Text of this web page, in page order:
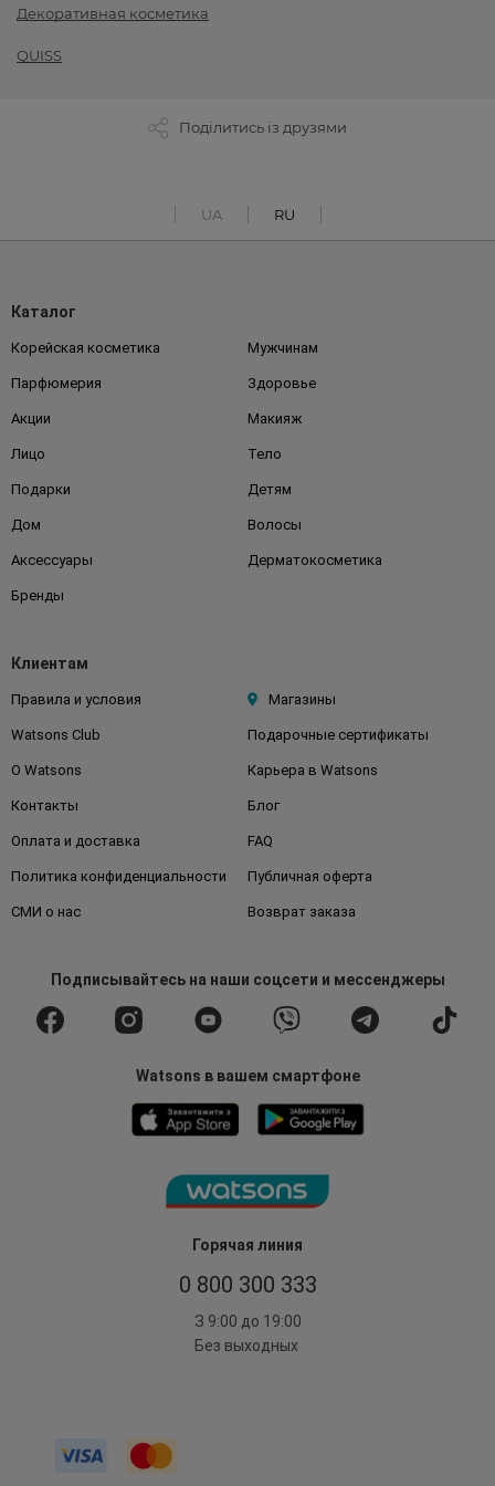
Декоративная косметика
QUISS
Поділитись із друзями
UA RU
Горячая линия
0 800 300 333
З 9:00 до 19:00
Без выходных
Каталог
Корейская косметика Мужчинам
Парфюмерия Здоровье
Акции Макияж
Лицо Тело
Подарки Детям
Дом Волосы
Аксессуары Дерматокосметика
Бренды
Клиентам
Правила и условия Магазины
Watsons Club Подарочные сертификаты
О Watsons Карьера в Watsons
Контакты Блог
Оплата и доставка FAQ
Политика конфиденциальности Публичная оферта
СМИ о нас Возврат заказа
Подписывайтесьна наши соцсети и мессенджеры
Watsons в вашем смартфоне